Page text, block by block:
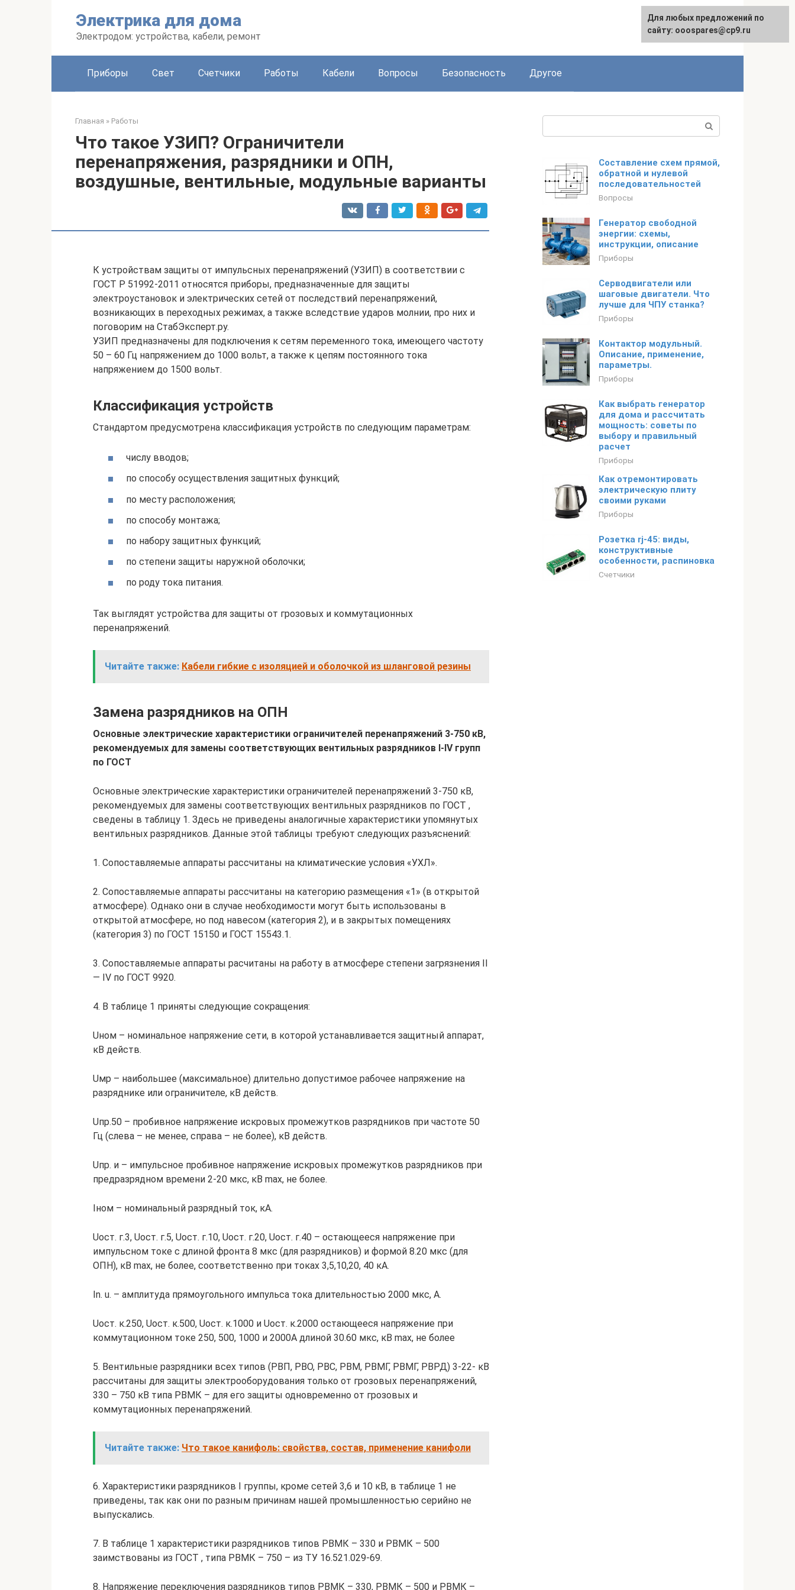
Электрика для дома
Электродом: устройства, кабели, ремонт
English
Приборы Свет Счетчики Работы Кабели Вопросы Безопасность Другое
Главная » Работы
Что такое УЗИП? Ограничители
перенапряжения, разрядники и ОПН,
воздушные, вентильные, модульные варианты
К устройствам защиты от импульсных перенапряжений (УЗИП) в соответствии с
ГОСТ Р 51992-2011 относятся приборы, предназначенные для защиты
электроустановок и электрических сетей от последствий перенапряжений,
возникающих в переходных режимах, а также вследствие ударов молнии, про них и
поговорим на СтабЭксперт.ру.
УЗИП предназначены для подключения к сетям переменного тока, имеющего частоту
50 – 60 Гц напряжением до 1000 вольт, а также к цепям постоянного тока
напряжением до 1500 вольт.
Классификация устройств
Стандартом предусмотрена классификация устройств по следующим параметрам:
числу вводов;
по способу осуществления защитных функций;
по месту расположения;
по способу монтажа;
по набору защитных функций;
по степени защиты наружной оболочки;
по роду тока питания.
Так выглядят устройства для защиты от грозовых и коммутационных
перенапряжений.
Читайте также: Кабели гибкие с изоляцией и оболочкой из шланговой резины
Замена разрядников на ОПН
Основные электрические характеристики ограничителей перенапряжений 3-750 кВ,
рекомендуемых для замены соответствующих вентильных разрядников I-IV групп
по ГОСТ
Основные электрические характеристики ограничителей перенапряжений 3-750 кВ,
рекомендуемых для замены соответствующих вентильных разрядников по ГОСТ ,
сведены в таблицу 1. Здесь не приведены аналогичные характеристики упомянутых
вентильных разрядников. Данные этой таблицы требуют следующих разъяснений:
1. Сопоставляемые аппараты рассчитаны на климатические условия «УХЛ».
2. Сопоставляемые аппараты рассчитаны на категорию размещения «1» (в открытой
атмосфере). Однако они в случае необходимости могут быть использованы в
открытой атмосфере, но под навесом (категория 2), и в закрытых помещениях
(категория 3) по ГОСТ 15150 и ГОСТ 15543.1.
3. Сопоставляемые аппараты расчитаны на работу в атмосфере степени загрязнения II
— IV по ГОСТ 9920.
4. В таблице 1 приняты следующие сокращения:
Uном – номинальное напряжение сети, в которой устанавливается защитный аппарат,
кВ действ.
Uмр – наибольшее (максимальное) длительно допустимое рабочее напряжение на
разряднике или ограничителе, кВ действ.
Uпр.50 – пробивное напряжение искровых промежутков разрядников при частоте 50
Гц (слева – не менее, справа – не более), кВ действ.
Uпр. и – импульсное пробивное напряжение искровых промежутков разрядников при
предразрядном времени 2-20 мкс, кВ max, не более.
Iном – номинальный разрядный ток, кА.
Uост. г.3, Uост. г.5, Uост. г.10, Uост. г.20, Uост. г.40 – остающееся напряжение при
импульсном токе с длиной фронта 8 мкс (для разрядников) и формой 8.20 мкс (для
ОПН), кВ max, не более, соответственно при токах 3,5,10,20, 40 кА.
In. u. – амплитуда прямоугольного импульса тока длительностью 2000 мкс, А.
Uост. к.250, Uост. к.500, Uост. к.1000 и Uост. к.2000 остающееся напряжение при
коммутационном токе 250, 500, 1000 и 2000А длиной 30.60 мкс, кВ max, не более
5. Вентильные разрядники всех типов (РВП, РВО, РВС, РВМ, РВМГ, РВМГ, РВРД) 3-22- кВ
рассчитаны для защиты электрооборудования только от грозовых перенапряжений,
330 – 750 кВ типа РВМК – для его защиты одновременно от грозовых и
коммутационных перенапряжений.
Читайте также: Что такое канифоль: свойства, состав, применение канифоли
6. Характеристики разрядников I группы, кроме сетей 3,6 и 10 кВ, в таблице 1 не
приведены, так как они по разным причинам нашей промышленностью серийно не
выпускались.
7. В таблице 1 характеристики разрядников типов РВМК – 330 и РВМК – 500
заимствованы из ГОСТ , типа РВМК – 750 – из ТУ 16.521.029-69.
8. Напряжение переключения разрядников типов РВМК – 330, РВМК – 500 и РВМК –
Составление схем прямой,
обратной и нулевой
последовательностей
Вопросы
Генератор свободной
энергии: схемы,
инструкции, описание
Приборы
Серводвигатели или
шаговые двигатели. Что
лучше для ЧПУ станка?
Приборы
Контактор модульный.
Описание, применение,
параметры.
Приборы
Как выбрать генератор
для дома и рассчитать
мощность: советы по
выбору и правильный
расчет
Приборы
Как отремонтировать
электрическую плиту
своими руками
Приборы
Розетка rj-45: виды,
конструктивные
особенности, распиновка
Счетчики
Для любых предложений по
сайту: ooospares@cp9.ru